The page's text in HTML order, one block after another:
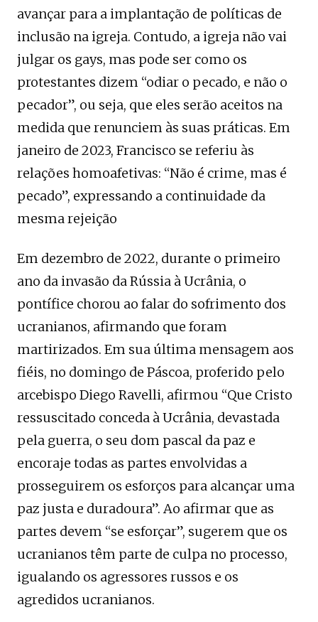
avançar para a implantação de políticas de
inclusão na igreja. Contudo, a igreja não vai
julgar os gays, mas pode ser como os
protestantes dizem “odiar o pecado, e não o
pecador”, ou seja, que eles serão aceitos na
medida que renunciem às suas práticas. Em
janeiro de 2023, Francisco se referiu às
relações homoafetivas: “Não é crime, mas é
pecado”, expressando a continuidade da
mesma rejeição
Em dezembro de 2022, durante o primeiro
ano da invasão da Rússia à Ucrânia, o
pontífice chorou ao falar do sofrimento dos
ucranianos, afirmando que foram
martirizados. Em sua última mensagem aos
fiéis, no domingo de Páscoa, proferido pelo
arcebispo Diego Ravelli, afirmou “Que Cristo
ressuscitado conceda à Ucrânia, devastada
pela guerra, o seu dom pascal da paz e
encoraje todas as partes envolvidas a
prosseguirem os esforços para alcançar uma
paz justa e duradoura”. Ao afirmar que as
partes devem “se esforçar”, sugerem que os
ucranianos têm parte de culpa no processo,
igualando os agressores russos e os
agredidos ucranianos.